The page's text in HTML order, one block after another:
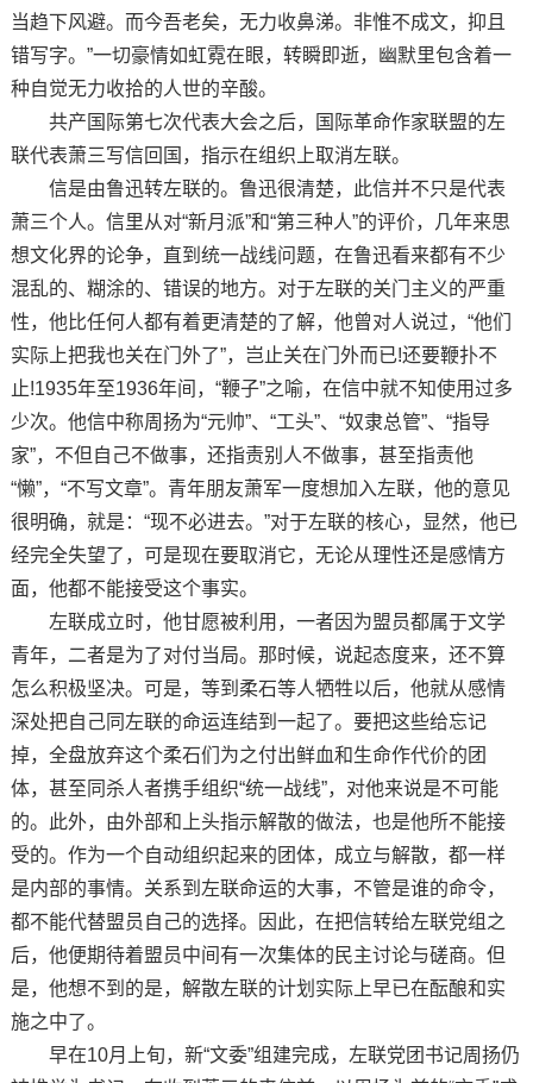
当趋下风避。而今吾老矣，无力收鼻涕。非惟不成文，抑且
错写字。”一切豪情如虹霓在眼，转瞬即逝，幽默里包含着一
种自觉无力收拾的人世的辛酸。
共产国际第七次代表大会之后，国际革命作家联盟的左
联代表萧三写信回国，指示在组织上取消左联。
信是由鲁迅转左联的。鲁迅很清楚，此信并不只是代表
萧三个人。信里从对“新月派”和“第三种人”的评价，几年来思
想文化界的论争，直到统一战线问题，在鲁迅看来都有不少
混乱的、糊涂的、错误的地方。对于左联的关门主义的严重
性，他比任何人都有着更清楚的了解，他曾对人说过，“他们
实际上把我也关在门外了”，岂止关在门外而已!还要鞭扑不
止!1935年至1936年间，“鞭子”之喻，在信中就不知使用过多
少次。他信中称周扬为“元帅”、“工头”、“奴隶总管”、“指导
家”，不但自己不做事，还指责别人不做事，甚至指责他
“懒”，“不写文章”。青年朋友萧军一度想加入左联，他的意见
很明确，就是：“现不必进去。”对于左联的核心，显然，他已
经完全失望了，可是现在要取消它，无论从理性还是感情方
面，他都不能接受这个事实。
左联成立时，他甘愿被利用，一者因为盟员都属于文学
青年，二者是为了对付当局。那时候，说起态度来，还不算
怎么积极坚决。可是，等到柔石等人牺牲以后，他就从感情
深处把自己同左联的命运连结到一起了。要把这些给忘记
掉，全盘放弃这个柔石们为之付出鲜血和生命作代价的团
体，甚至同杀人者携手组织“统一战线”，对他来说是不可能
的。此外，由外部和上头指示解散的做法，也是他所不能接
受的。作为一个自动组织起来的团体，成立与解散，都一样
是内部的事情。关系到左联命运的大事，不管是谁的命令，
都不能代替盟员自己的选择。因此，在把信转给左联党组之
后，他便期待着盟员中间有一次集体的民主讨论与磋商。但
是，他想不到的是，解散左联的计划实际上早已在酝酿和实
施之中了。
早在10月上旬，新“文委”组建完成，左联党团书记周扬仍